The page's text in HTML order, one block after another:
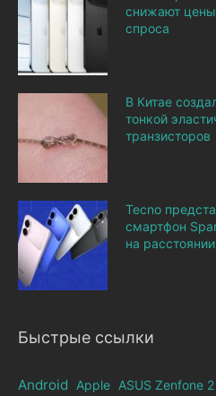
снижают цены
спроса
В Китае
тонкой
транзисторов
Tecno
смартфон
на
Быстрые ссылки
Android Apple ASUS Zenfone 2